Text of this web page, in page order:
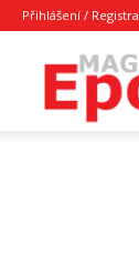
Přihlášení /